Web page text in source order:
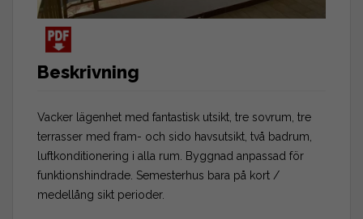
Beskrivning
Vacker lägenhet med fantastisk utsikt, tre sovrum, tre
terrasser med fram- och sido havsutsikt, två badrum,
luftkonditionering i alla rum. Byggnad anpassad för
funktionshindrade. Semesterhus bara på kort /
medellång sikt perioder.